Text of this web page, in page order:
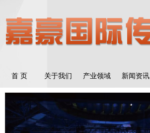
首 页 关于我们 产业领域 新闻资讯